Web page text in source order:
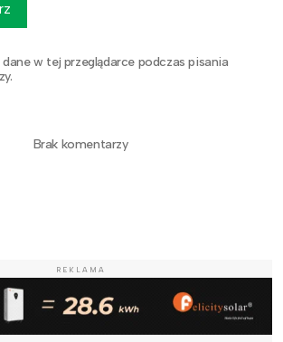
w tej przeglądarce podczas pisania
Brak komentarzy
REKLAMA